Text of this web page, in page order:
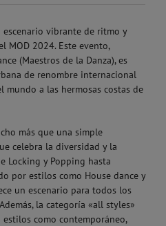
vibrante de ritmo y
MOD 2024. Este evento,
(Maestros de la Danza), es
de renombre internacional
a las hermosas costas de
más que una simple
celebra la diversidad y la
Locking y Popping hasta
por estilos como House dance y
un escenario para todos los
la categoría «all styles»
como contemporáneo,